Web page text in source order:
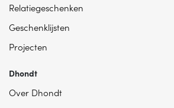
Relatiegeschenken
Geschenklijsten
Projecten
Dhondt
Over Dhondt